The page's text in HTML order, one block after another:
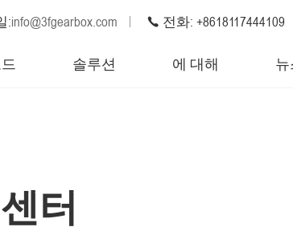
전화: +8618117444109
:info@3fgearbox.com
솔루션 에 대해 뉴
터